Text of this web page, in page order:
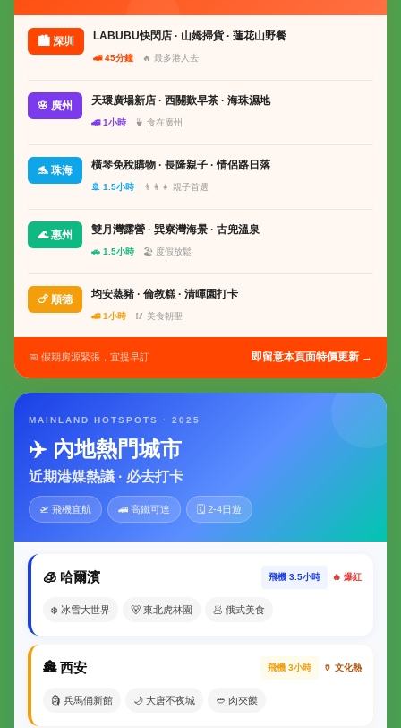
🏙 深圳 LABUBU快閃店 · 山姆掃貨 · 蓮花山野餐
🚄 45分鐘 🔥 最多港人去
🌸 廣州 天環廣場新店 · 西關歎早茶 · 海珠濕地
🚄 1小時 🍵 食在廣州
🐬 珠海 橫琴免稅購物 · 長隆親子 · 情侶路日落
🚢 1.5小時 👨‍👩‍👧 親子首選
🌊 惠州 雙月灣露營 · 巽寮灣海景 · 古兜溫泉
🚗 1.5小時 🏖 度假放鬆
🍗 順德 均安蒸豬 · 倫教糕 · 清暉園打卡
🚄 1小時 🥢 美食朝聖
📅 假期房源緊張，宜提早訂 即留意本頁面特價更新 →
MAINLAND HOTSPOTS · 2025
✈️ 內地熱門城市
近期港媒熱議 · 必去打卡
🛫 飛機直航 🚄 高鐵可達 🗓 2-4日遊
🧊 哈爾濱 飛機 3.5小時 🔥 爆紅
❄️ 冰雪大世界 🐻 東北虎林園 🥟 俄式美食
🏯 西安 飛機 3小時 🏺 文化熱
🗿 兵馬俑新館 🌙 大唐不夜城 🥙 肉夾饃